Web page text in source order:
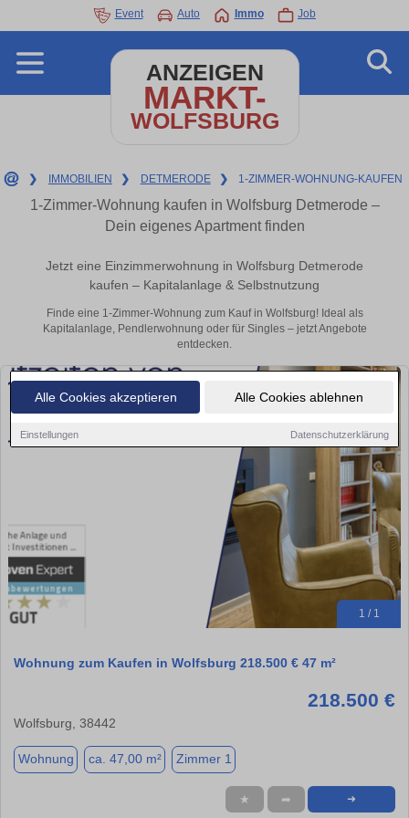
Alle Cookies akzeptieren Alle Cookies ablehnen
Einstellungen Datenschutzerklärung
Event Auto Immo Job
ANZEIGEN
MARKT-
WOLFSBURG
❯ IMMOBILIEN ❯ DETMERODE ❯ 1-ZIMMER-WOHNUNG-KAUFEN
1-Zimmer-Wohnung kaufen in Wolfsburg Detmerode –
Dein eigenes Apartment finden
Jetzt eine Einzimmerwohnung in Wolfsburg Detmerode
kaufen – Kapitalanlage & Selbstnutzung
Finde eine 1-Zimmer-Wohnung zum Kauf in Wolfsburg! Ideal als
Kapitalanlage, Pendlerwohnung oder für Singles – jetzt Angebote
entdecken.
1 / 1
Wohnung zum Kaufen in Wolfsburg 218.500 € 47 m²
218.500 €
Wolfsburg, 38442
Wohnung ca. 47,00 m² Zimmer 1
★ ➦ ➜